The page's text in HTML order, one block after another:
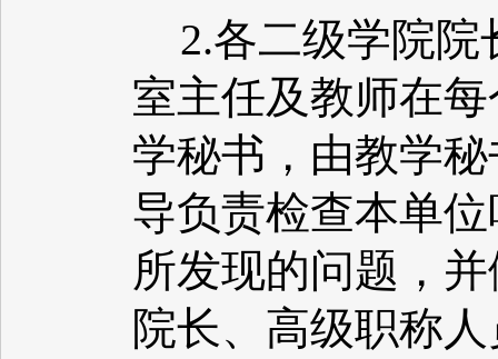
2.各二级学院
室主任及教师在
学秘书，由教学
导负责检查本单
所发现的问题，
院长、高级职称